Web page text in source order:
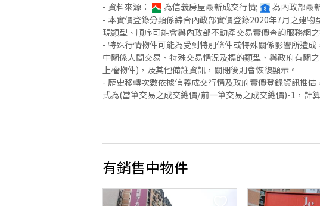
- 資料來源： 為信義房屋最新成交行情; 為內政部最
- 本實價登錄分類係綜合內政部實價登錄2020年7月之建
現類型、順序可能會與內政部不動產交易實價查詢服務網
- 特殊行情物件可能為受到特別條件或特殊關係影響所造
中關係人間交易、特殊交易情況及標的類型、與政府有關
上權物件)，及其他備註資訊，關閉後則會恢復顯示。
- 歷史移轉次數依據信義成交行情及政府實價登錄資訊推
式為(當筆交易之成交總價/前一筆交易之成交總價)-1，計
有銷售中物件